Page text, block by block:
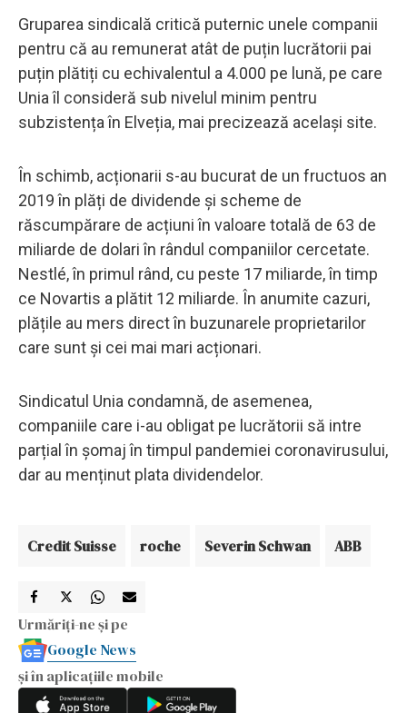
Gruparea sindicală critică puternic unele companii
pentru că au remunerat atât de puțin lucrătorii pai
puțin plătiți cu echivalentul a 4.000 pe lună, pe care
Unia îl consideră sub nivelul minim pentru
subzistența în Elveția, mai precizează același site.
În schimb, acționarii s-au bucurat de un fructuos an
2019 în plăți de dividende și scheme de
răscumpărare de acțiuni în valoare totală de 63 de
miliarde de dolari în rândul companiilor cercetate.
Nestlé, în primul rând, cu peste 17 miliarde, în timp
ce Novartis a plătit 12 miliarde. În anumite cazuri,
plățile au mers direct în buzunarele proprietarilor
care sunt și cei mai mari acționari.
Sindicatul Unia condamnă, de asemenea,
companiile care i-au obligat pe lucrătorii să intre
parțial în șomaj în timpul pandemiei coronavirusului,
dar au menținut plata dividendelor.
Credit Suisse roche Severin Schwan ABB
Urmăriți-ne și pe
Google News
și în aplicațiile mobile